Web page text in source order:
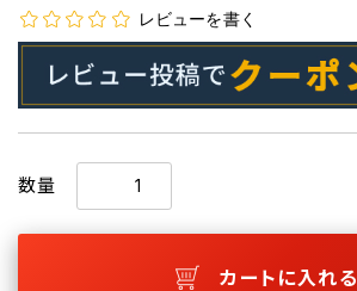
レビューを書く
数量
カートに入れる